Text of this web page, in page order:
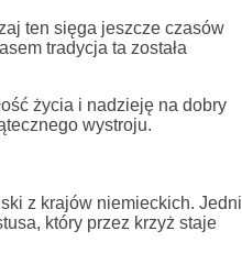
ten sięga jeszcze czasów
tradycja ta została
życia i nadzieję na dobry
wystroju.
z krajów niemieckich. Jedni
który przez krzyż staje